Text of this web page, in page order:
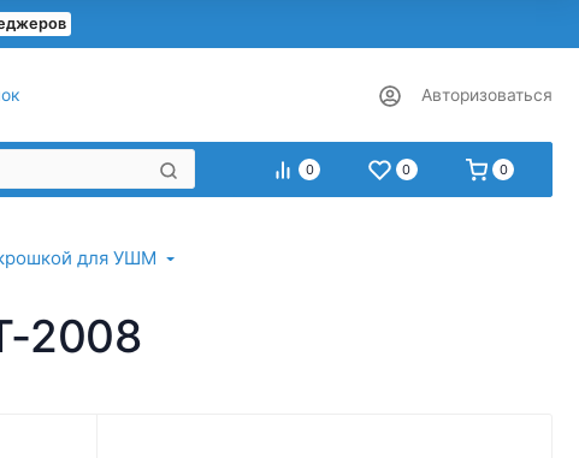
Авторизоваться
0 0 0
для УШМ
2008